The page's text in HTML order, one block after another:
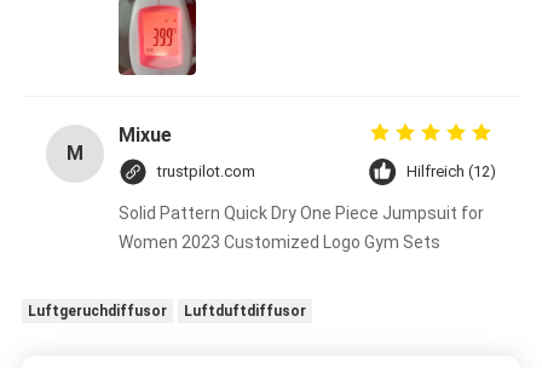
M
Mixue
trustpilot.com Hilfreich (12)
Solid Pattern Quick Dry One Piece Jumpsuit for
Women 2023 Customized Logo Gym Sets
Luftgeruchdiffusor Luftduftdiffusor